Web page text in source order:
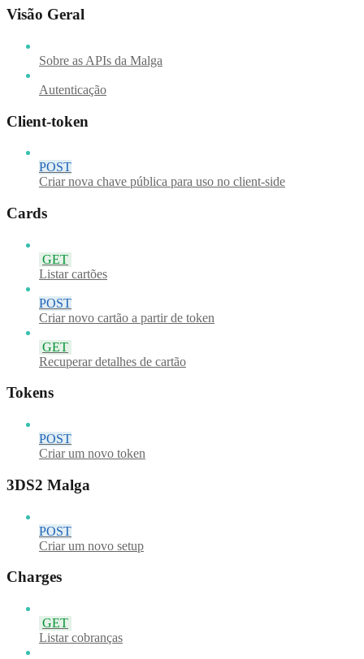
Visão Geral
Sobre as APIs da Malga
Autenticação
Client-token
POST
Criar nova chave pública para uso no client-side
Cards
GET
Listar cartões
POST
Criar novo cartão a partir de token
GET
Recuperar detalhes de cartão
Tokens
POST
Criar um novo token
3DS2 Malga
POST
Criar um novo setup
Charges
GET
Listar cobranças